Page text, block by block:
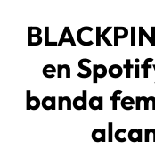
en
banda